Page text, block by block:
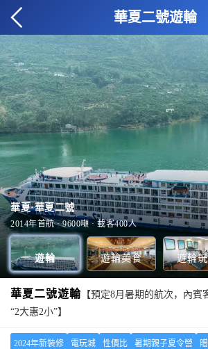
華夏二號遊輪
華夏·華夏二號
2014年首航 · 9600噸 · 載客400人
2F自助餐廳
健身房
多功能廳
-1層船員甲板
遊輪 遊輪美食 遊輪
華夏二號遊輪 【預定8月暑期的航次，內賓
“2大惠2小”】
2024年新裝修 電玩城 性價比 暑期親子夏令營